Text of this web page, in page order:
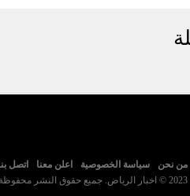
من نحن سياسة الخصوصية اعلن معنا
اتصل
2023 © اخبار الرياض. جميع حقوق النشر محفوظة.